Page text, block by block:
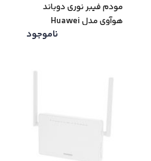
مودم فیبر نوری دوباند
هوآوی مدل Huawei
HS8546X6 Wi-Fi 6ناموجود